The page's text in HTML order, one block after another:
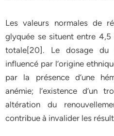
Les valeurs normales de
glyquée se situent entre 4,5
totale[20]. Le dosage du
influencé par l’origine
par la présence d’une
anémie; l’existence d’un
altération du
contribue à invalider les